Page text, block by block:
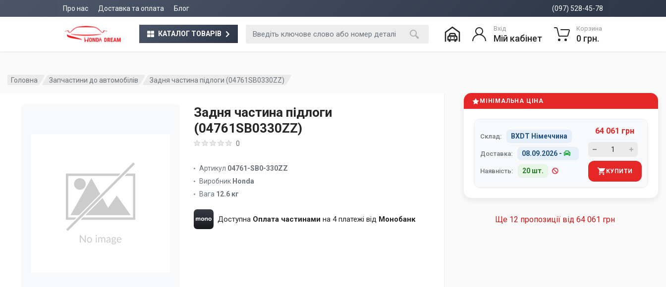
Про нас Доставка та оплата Блог (097) 528-45-78
КАТАЛОГ ТОВАРІВ
Вхід
Мій кабінет
Корзина
0 грн.
Головна Запчастини до автомобілів Задня частина підлоги (04761SB0330ZZ)
Задня частина підлоги
(04761SB0330ZZ)
0
Артикул 04761-SB0-330ZZ
Виробник Honda
Вага 12.6 кг
Доступна Оплата частинами на 4 платежі від Монобанк
МІНІМАЛЬНА ЦІНА
Склад: BXDT Німеччина
Доставка: 08.09.2026 -
Наявність: 20 шт.
64 061 грн
КУПИТИ
Ще 12 пропозиції від 64 061 грн